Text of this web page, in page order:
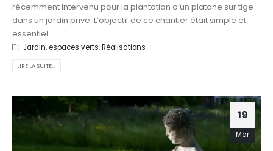
récemment intervenu pour la plantation d’un platane sur tige
dans un jardin privé. L’objectif de ce chantier était simple et
essentiel...
Jardin, espaces verts,Réalisations
LIRE LA SUITE...
19
Mar